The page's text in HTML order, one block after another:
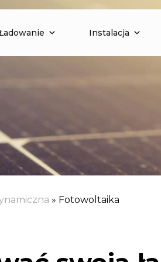
Instalacja
» Fotowoltaika